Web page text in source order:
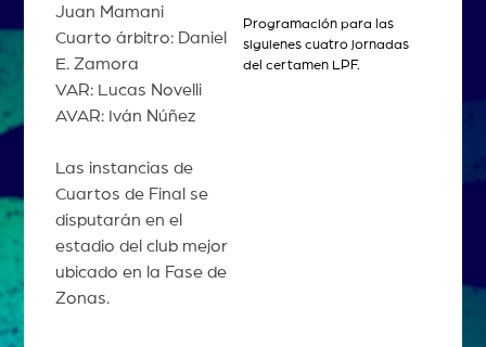
Juan Mamani
Cuarto árbitro: Daniel
E. Zamora
VAR: Lucas Novelli
AVAR: Iván Núñez
Las instancias de
Cuartos de Final se
disputarán en el
estadio del club mejor
ubicado en la Fase de
Zonas.
Programación para las
siguienes cuatro jornadas
del certamen LPF.